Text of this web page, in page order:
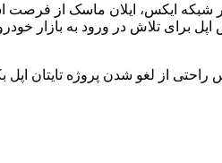
ایکس، ایلان ماسک از فرصت
برای تلاش در ورود به بازار
از لغو شدن پروژه تایتان اپل